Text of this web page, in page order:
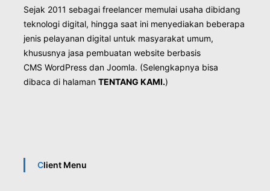
g
a
s
o
Sejak 2011 sebagai freelancer memulai usaha dibidang
teknologi digital, hingga saat ini menyediakan beberapa
jenis pelayanan digital untuk masyarakat umum,
khususnya jasa pembuatan website berbasis
CMS WordPressdan Joomla. (Selengkapnya bisa
dibaca di halaman TENTANG KAMI.)
Client Menu